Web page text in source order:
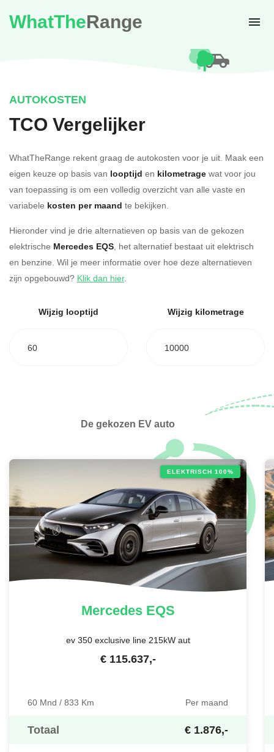
WhatTheRange
AUTOKOSTEN
TCO Vergelijker
WhatTheRange rekent graag de autokosten voor je uit. Maak een
eigen keuze op basis van looptijd en kilometrage wat voor jou
van toepassing is om een volledig overzicht van alle vaste en
variabele kosten per maand te bekijken.
Hieronder vind je drie alternatieven op basis van de gekozen
elektrische Mercedes EQS, het alternatief bestaat uit elektrisch
en benzine. Wil je meer informatie over hoe deze alternatieven
zijn opgebouwd? Klik dan hier.
Wijzig looptijd
60
Wijzig kilometrage
10000
De gekozen EV auto
ELEKTRISCH 100%
MercedesEQS
ev 350 exclusive line 215kW aut
€ 115.637,-
60 Mnd / 833 Km Per maand
Totaal € 1.876,-